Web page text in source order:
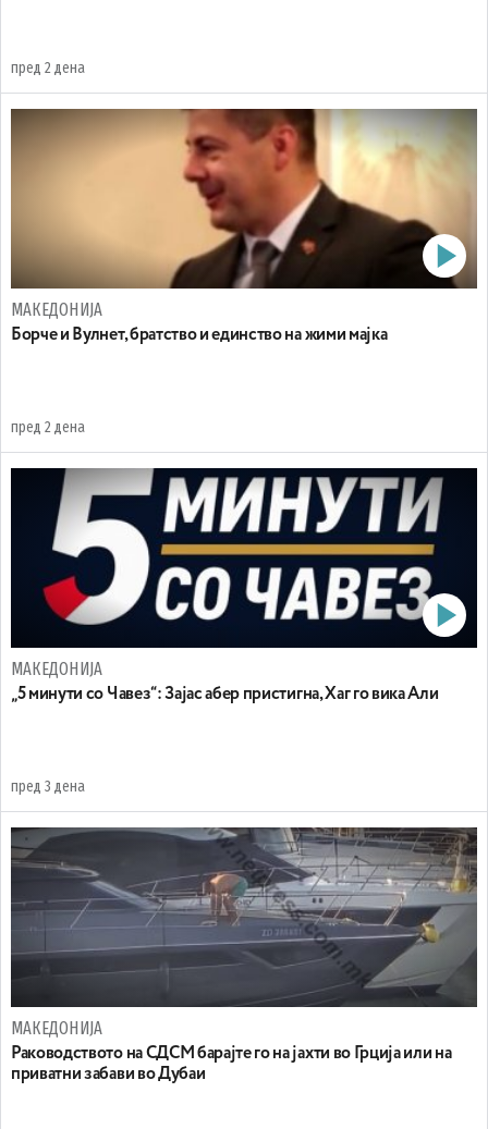
пред 2 дена
МАКЕДОНИЈА
Борче и Вулнет, братство и единство на жими мајка
пред 2 дена
МАКЕДОНИЈА
„5 минути со Чавез“: Зајас абер пристигна, Хаг го вика Али
пред 3 дена
МАКЕДОНИЈА
Раководството на СДСМ барајте го на јахти во Грција или на
приватни забави во Дубаи